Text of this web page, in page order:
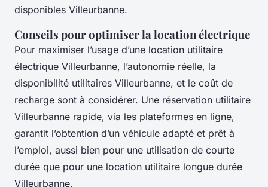
disponibles Villeurbanne.
Conseils pour optimiser la location électrique
Pour maximiser l’usage d’une location utilitaire
électrique Villeurbanne, l’autonomie réelle, la
disponibilité utilitaires Villeurbanne, et le coût de
recharge sont à considérer. Une réservation utilitaire
Villeurbanne rapide, via les plateformes en ligne,
garantit l’obtention d’un véhicule adapté et prêt à
l’emploi, aussi bien pour une utilisation de courte
durée que pour une location utilitaire longue durée
Villeurbanne.